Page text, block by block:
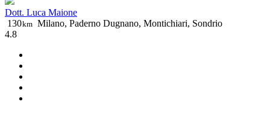
Dott. Luca Maione
130km Milano, Paderno Dugnano, Montichiari, Sondrio
4.8